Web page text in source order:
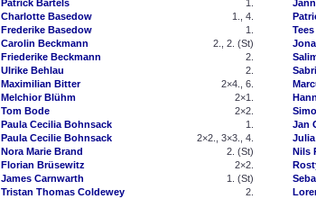
Patrick Bartels
1.
Charlotte Basedow
1., 4.
Frederike Basedow
1.
Carolin Beckmann
2., 2. (St)
Friederike Beckmann
2.
Ulrike Behlau
2.
Maximilian Bitter
2×4., 6.
Melchior Blühm
2×1.
Tom Bode
2×2.
Paula Cecilia Bohnsack
1.
Paula Cecilie Bohnsack
2×2., 3×3., 4.
Nora Marie Brand
2. (St)
Florian Brüsewitz
2×2.
James Carnwarth
1. (St)
Tristan Thomas Coldewey
2.
Jan
Nils